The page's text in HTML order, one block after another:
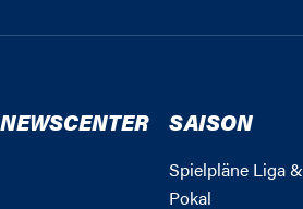
NEWSCENTER SAISON
Spielpläne Liga &
Pokal